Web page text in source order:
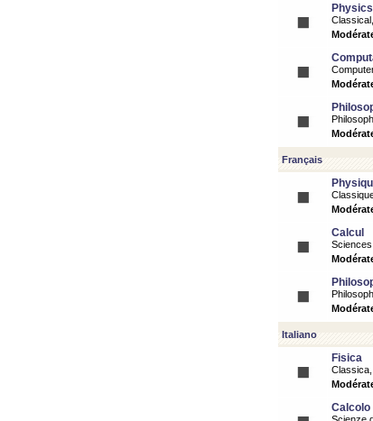
Physics
Français
Calcul
Sciences
Italiano
Fisica
Classica,
Calcolo